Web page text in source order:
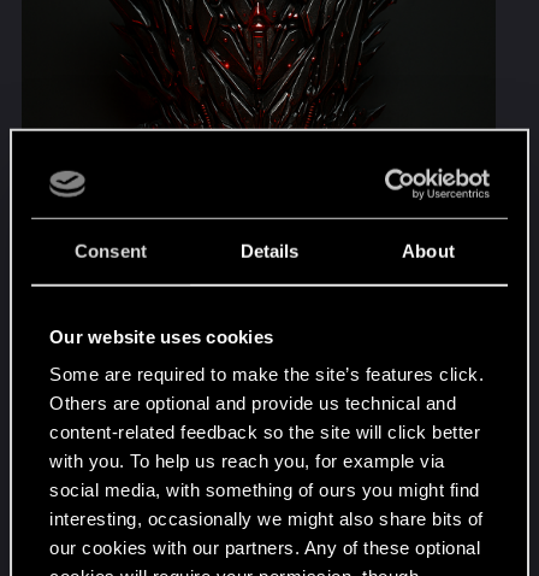
Consent Details About
Our website uses cookies
Some are required to make the site’s features click.
Others are optional and provide us technical and
content-related feedback so the site will click better
with you. To help us reach you, for example via
social media, with something of ours you might find
interesting, occasionally we might also share bits of
our cookies with our partners. Any of these optional